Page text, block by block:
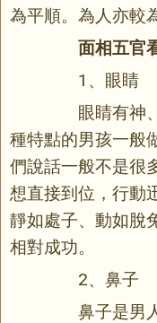
為平順。為人亦較
面相五官
1、眼睛
眼睛有神、
種特點的男孩一般
們說話一般不是很
想直接到位，行動
靜如處子、動如脫
相對成功。
2、鼻子
鼻子是男人